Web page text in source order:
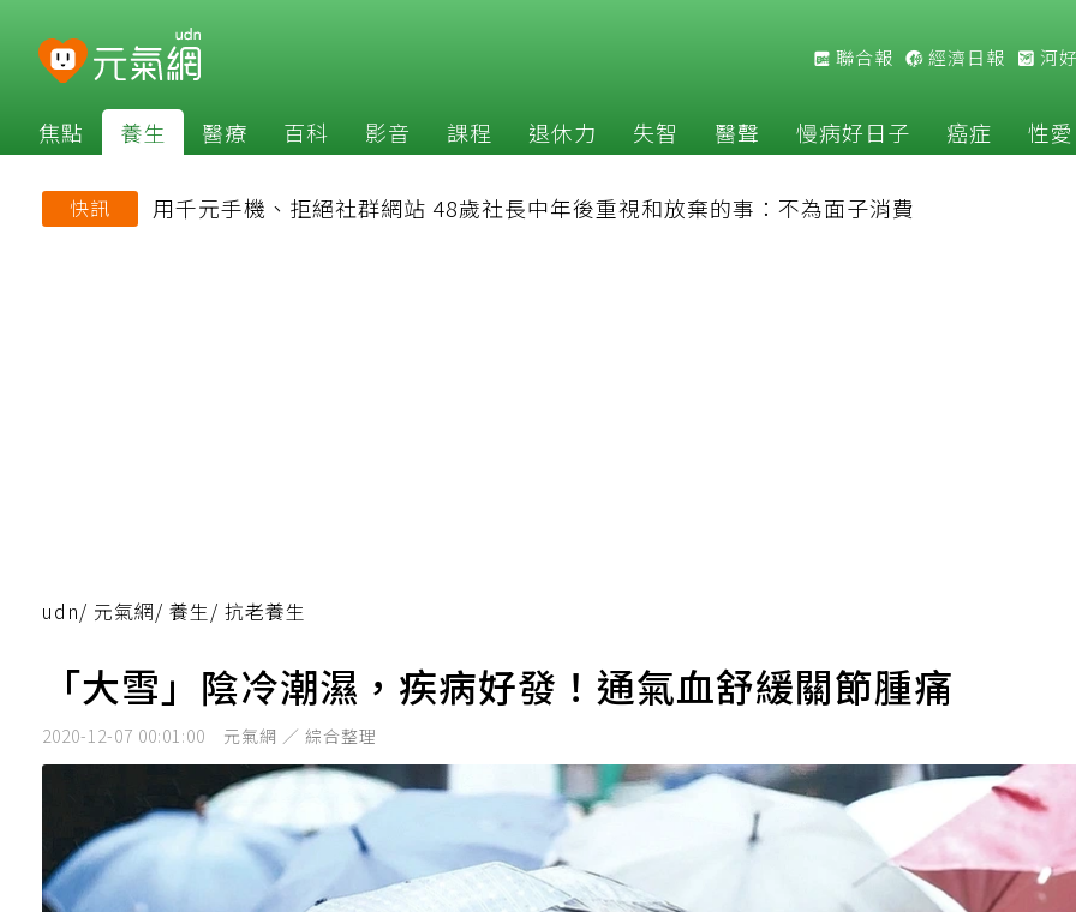
聯合報 經濟日報 河
焦點 養生 醫療 百科 影音 課程 退休力 失智 醫聲 慢病好日子 癌症 性愛
快訊 用千元手機、拒絕社群網站 48歲社長中年後重視和放棄的事：不為面子消費
udn/ 元氣網/ 養生/ 抗老養生
「大雪」陰冷潮濕，疾病好發！通氣血舒緩關節腫痛
2020-12-07 00:01:00 元氣網 ／ 綜合整理